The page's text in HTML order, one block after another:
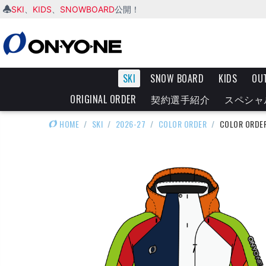
SKI KIDS SNOWBOARD公開！
SKI SNOW BOARD KIDS
ORIGINAL ORDER
契約選手紹介 スペシ
HOME / SKI / 2026-27 / COLOR ORDER / COLOR